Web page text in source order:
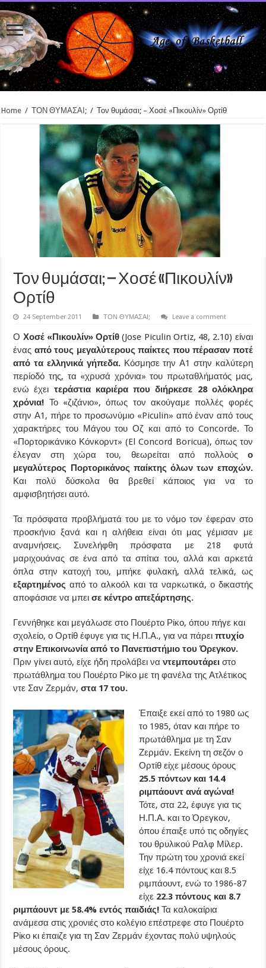
Home / ΤΟΝ ΘΥΜΑΣΑΙ; / Τον θυμάσαι; – Χοσέ «Πικουλίν» Ορτίθ
Τον θυμάσαι; – Χοσέ «Πικουλίν»
Ορτίθ
24 September 2011 ΤΟΝ ΘΥΜΑΣΑΙ; Leave a comment
Ο Χοσέ «Πικουλίν» Ορτίθ (Jose Piculin Ortiz, 48, 2.10) είναι
ένας από τους μεγαλύτερους παίκτες που πέρασαν ποτέ
από τα ελληνικά γήπεδα.Κόσμησε την Α1 στην καλύτερη
περίοδό της, τα «χρυσά χρόνια» του πρωταθλήματός μας,
ενώ έχει τεράστια καριέρα που διήρκεσε 28 ολόκληρα
χρόνια! Το «ζιζάνιο», όπως τον ακούγαμε πολλές φορές
στην Α1, πήρε το προσωνύμιο «Piculin» από έναν από τους
χαρακτήρες του Μάγου του Οζ και από το Concorde. Το
«Πορτορικάνικο Κόνκορντ» (El Concord Boricua), όπως τον
έλεγαν στη χώρα του, θεωρείται από πολλούς ο
μεγαλύτερος Πορτορικάνος παίκτης όλων των εποχών.
Και πολύ δύσκολα θα βρεθεί κάποιος για να το
αμφισβητήσει αυτό.
Τα πρόσφατα προβλήματά του με το νόμο τον έφεραν στο
προσκήνιο ξανά και η αλήθεια είναι ότι μας γέμισαν με
αναμνήσεις. Συνελήφθη πρόσφατα με 218 φυτά
μαριχουάνας σε ένα από τα σπίτια του, αλλά και αρκετά
όπλα στην κατοχή του, μπήκε φυλακή, αλλά τελικά, ως
εξαρτημένοςαπό το αλκοόλ και τα ναρκωτικά, ο δικαστής
αποφάσισε να μπεισε κέντρο απεξάρτησης.
Γεννήθηκε και μεγάλωσε στο Πουέρτο Ρίκο, όπου πήγε και
σχολείο, ο Ορτίθ έφυγε για τις Η.Π.Α., για να πάρειπτυχίο
στην Επικοινωνία από το Πανεπιστήμιο του Όρεγκον.
Πριν γίνει αυτό, είχε ήδη προλάβει ναντεμπουτάρειστο
πρωτάθλημα του Πουέρτο Ρίκο με τη φανέλα της Ατλέτικος
ντε Σαν Ζερμάν,στα 17 του.
Έπαιξε εκεί από το 1980 ως
το 1985, όταν και πήρε το
πρωτάθλημα με τη Σαν
Ζερμάν. Εκείνη τη σεζόν ο
Ορτίθ είχε μέσους όρους
25.5 πόντων και 14.4
ριμπάουντ ανά αγώνα!
Τότε, στα 22, έφυγε για τις
Η.Π.Α. και το Όρεγκον,
όπου έπαιξε υπό τις οδηγίες
του θρυλικού Ραλφ Μίλερ.
Την πρώτη του χρονιά εκεί
είχε 16.4 πόντους και 8.5
ριμπάουντ, ενώ το 1986-87
είχε 22.3 πόντους και 8.7
ριμπάουντ με 58.4% εντός παιδιάς!Τα καλοκαίρια
ανάμεσα στις χρονιές στο κολέγιο επέστρεφε στο Πουέρτο
Ρίκο κι έπαιζε για τη Σαν Ζερμάν έχοντας πολύ υψηλούς
μέσους όρους.